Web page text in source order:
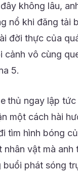
không lâu,
nổ khi đăng tải
đời thực của
cảnh vô cùng
5.
thủ ngay lập
một cách hài
tìm hình bóng
nhân vật mà
buổi phát sóng